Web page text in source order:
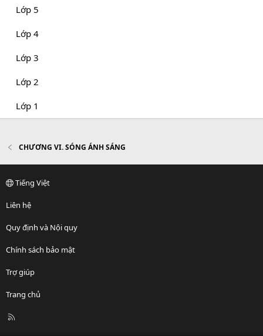
Lớp 5
Lớp 4
Lớp 3
Lớp 2
Lớp 1
CHƯƠNG VI. SÓNG ÁNH SÁNG
Tiếng Việt
Liên hệ
Quy định và Nội quy
Chính sách bảo mật
Trợ giúp
Trang chủ
R